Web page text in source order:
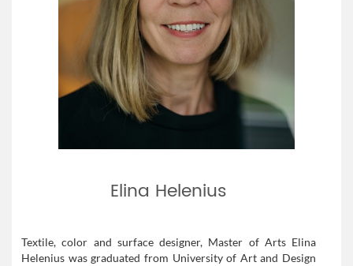
Elina Helenius
Textile, color and surface designer, Master of Arts Elina
Helenius was graduated from University of Art and Design